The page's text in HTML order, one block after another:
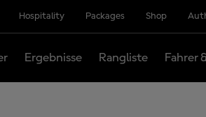
Hospitality Packages Shop
Ergebnisse Rangliste Fahrer